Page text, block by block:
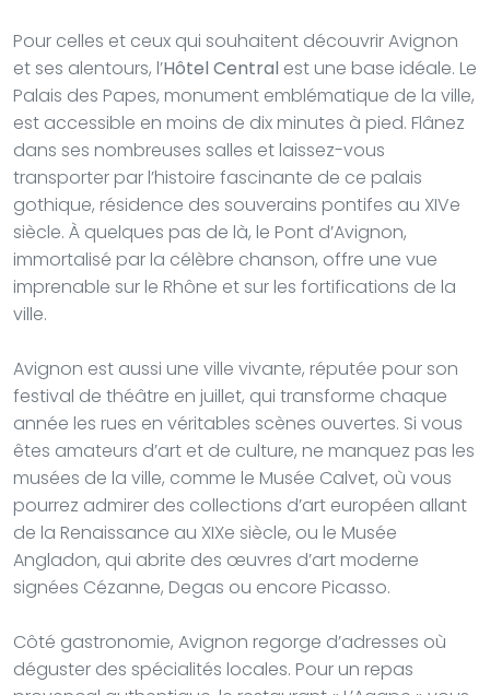
Pour celles et ceux qui souhaitent découvrir Avignon
et ses alentours, l’Hôtel Central est une base idéale. Le
Palais des Papes, monument emblématique de la ville,
est accessible en moins de dix minutes à pied. Flânez
dans ses nombreuses salles et laissez-vous
transporter par l’histoire fascinante de ce palais
gothique, résidence des souverains pontifes au XIVe
siècle. À quelques pas de là, le Pont d’Avignon,
immortalisé par la célèbre chanson, offre une vue
imprenable sur le Rhône et sur les fortifications de la
ville.
Avignon est aussi une ville vivante, réputée pour son
festival de théâtre en juillet, qui transforme chaque
année les rues en véritables scènes ouvertes. Si vous
êtes amateurs d’art et de culture, ne manquez pas les
musées de la ville, comme le Musée Calvet, où vous
pourrez admirer des collections d’art européen allant
de la Renaissance au XIXe siècle, ou le Musée
Angladon, qui abrite des œuvres d’art moderne
signées Cézanne, Degas ou encore Picasso.
Côté gastronomie, Avignon regorge d’adresses où
déguster des spécialités locales. Pour un repas